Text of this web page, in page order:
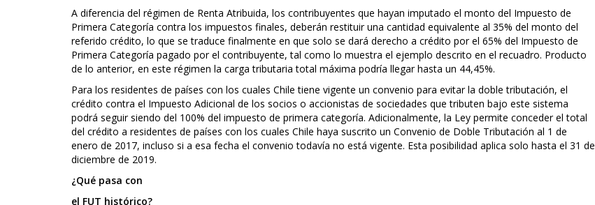
A diferencia del régimen de Renta Atribuida, los contribuyentes que hayan imputado el monto del Impuesto de
Primera Categoría contra los impuestos finales, deberán restituir una cantidad equivalente al 35% del monto del
referido crédito, lo que se traduce finalmente en que solo se dará derecho a crédito por el 65% del Impuesto de
Primera Categoría pagado por el contribuyente, tal como lo muestra el ejemplo descrito en el recuadro. Producto
de lo anterior, en este régimen la carga tributaria total máxima podría llegar hasta un 44,45%.
Para los residentes de países con los cuales Chile tiene vigente un convenio para evitar la doble tributación, el
crédito contra el Impuesto Adicional de los socios o accionistas de sociedades que tributen bajo este sistema
podrá seguir siendo del 100% del impuesto de primera categoría. Adicionalmente, la Ley permite conceder el total
del crédito a residentes de países con los cuales Chile haya suscrito un Convenio de Doble Tributación al 1 de
enero de 2017, incluso si a esa fecha el convenio todavía no está vigente. Esta posibilidad aplica solo hasta el 31 de
diciembre de 2019.
¿Qué pasa con
el FUT histórico?